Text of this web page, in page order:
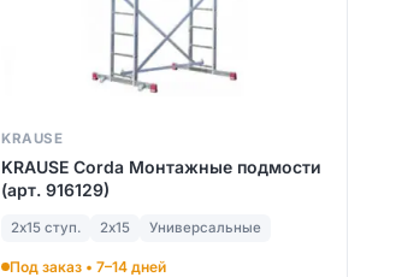
KRAUSE
KRAUSE Corda Монтажные подмости
(арт. 916129)
2х15 ступ. 2х15 Универсальные
Под заказ • 7–14 дней